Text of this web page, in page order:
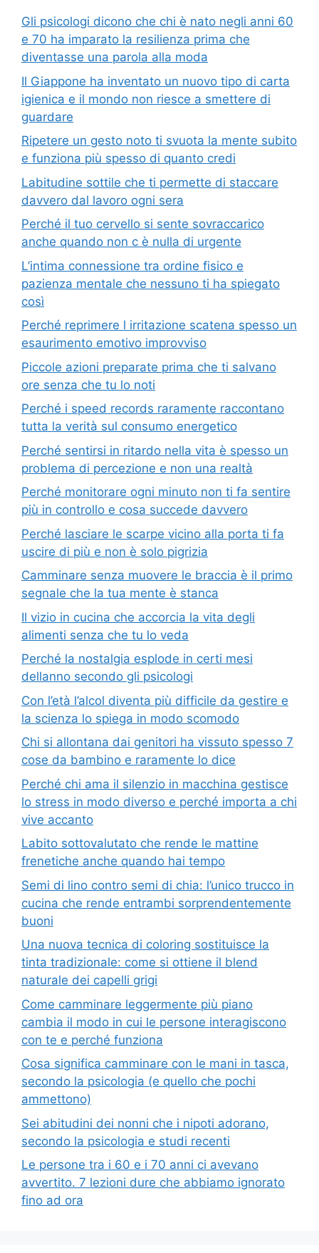
Gli psicologi dicono che chi è nato negli anni 60
e 70 ha imparato la resilienza prima che
diventasse una parola alla moda
Il Giappone ha inventato un nuovo tipo di carta
igienica e il mondo non riesce a smettere di
guardare
Ripetere un gesto noto ti svuota la mente subito
e funziona più spesso di quanto credi
Labitudine sottile che ti permette di staccare
davvero dal lavoro ogni sera
Perché il tuo cervello si sente sovraccarico
anche quando non c è nulla di urgente
L’intima connessione tra ordine fisico e
pazienza mentale che nessuno ti ha spiegato
così
Perché reprimere l irritazione scatena spesso un
esaurimento emotivo improvviso
Piccole azioni preparate prima che ti salvano
ore senza che tu lo noti
Perché i speed records raramente raccontano
tutta la verità sul consumo energetico
Perché sentirsi in ritardo nella vita è spesso un
problema di percezione e non una realtà
Perché monitorare ogni minuto non ti fa sentire
più in controllo e cosa succede davvero
Perché lasciare le scarpe vicino alla porta ti fa
uscire di più e non è solo pigrizia
Camminare senza muovere le braccia è il primo
segnale che la tua mente è stanca
Il vizio in cucina che accorcia la vita degli
alimenti senza che tu lo veda
Perché la nostalgia esplode in certi mesi
dellanno secondo gli psicologi
Con l’età l’alcol diventa più difficile da gestire e
la scienza lo spiega in modo scomodo
Chi si allontana dai genitori ha vissuto spesso 7
cose da bambino e raramente lo dice
Perché chi ama il silenzio in macchina gestisce
lo stress in modo diverso e perché importa a chi
vive accanto
Labito sottovalutato che rende le mattine
frenetiche anche quando hai tempo
Semi di lino contro semi di chia: l’unico trucco in
cucina che rende entrambi sorprendentemente
buoni
Una nuova tecnica di coloring sostituisce la
tinta tradizionale: come si ottiene il blend
naturale dei capelli grigi
Come camminare leggermente più piano
cambia il modo in cui le persone interagiscono
con te e perché funziona
Cosa significa camminare con le mani in tasca,
secondo la psicologia (e quello che pochi
ammettono)
Sei abitudini dei nonni che i nipoti adorano,
secondo la psicologia e studi recenti
Le persone tra i 60 e i 70 anni ci avevano
avvertito. 7 lezioni dure che abbiamo ignorato
fino ad ora